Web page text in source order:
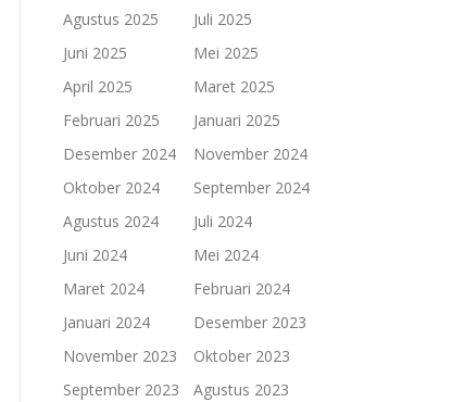
Agustus 2025
Juli 2025
Juni 2025
Mei 2025
April 2025
Maret 2025
Februari 2025
Januari 2025
Desember 2024
November 2024
Oktober 2024
September 2024
Agustus 2024
Juli 2024
Juni 2024
Mei 2024
Maret 2024
Februari 2024
Januari 2024
Desember 2023
November 2023
Oktober 2023
September 2023
Agustus 2023